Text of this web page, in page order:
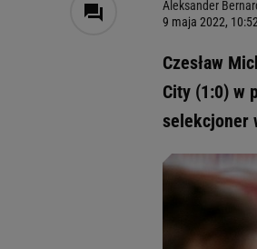
Aleksander
9 maja 2022, 10:52
Czesław
City (1:0) w
selekcjoner